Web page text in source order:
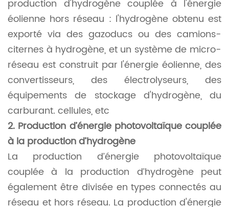
production d'hydrogène couplée à l'énergie
éolienne hors réseau : l'hydrogène obtenu est
exporté via des gazoducs ou des camions-
citernes à hydrogène, et un système de micro-
réseau est construit par l'énergie éolienne, des
convertisseurs, des électrolyseurs, des
équipements de stockage d'hydrogène, du
carburant. cellules, etc
2. Production d’énergie photovoltaïque couplée
à la production d’hydrogène
La production d’énergie photovoltaïque
couplée à la production d’hydrogène peut
également être divisée en types connectés au
réseau et hors réseau. La production d'énergie